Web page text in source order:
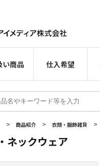
い商品 仕入希望
> 商品紹介 > 衣類・服飾雑貨 >
ネックウェア